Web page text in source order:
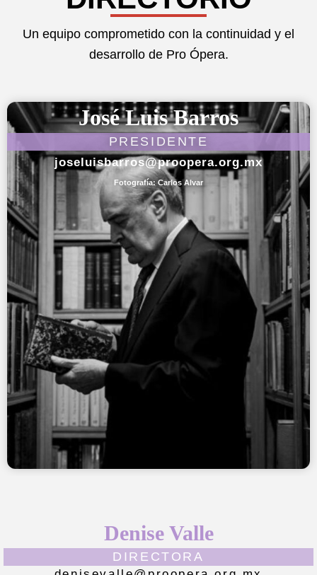
Un equipo comprometido con la continuidad y el
desarrollo de Pro Ópera.
José Luis Barros
PRESIDENTE
joseluisbarros@proopera.org.mx
Fotografía:Carlos Alvar
Denise Valle
DIRECTORA